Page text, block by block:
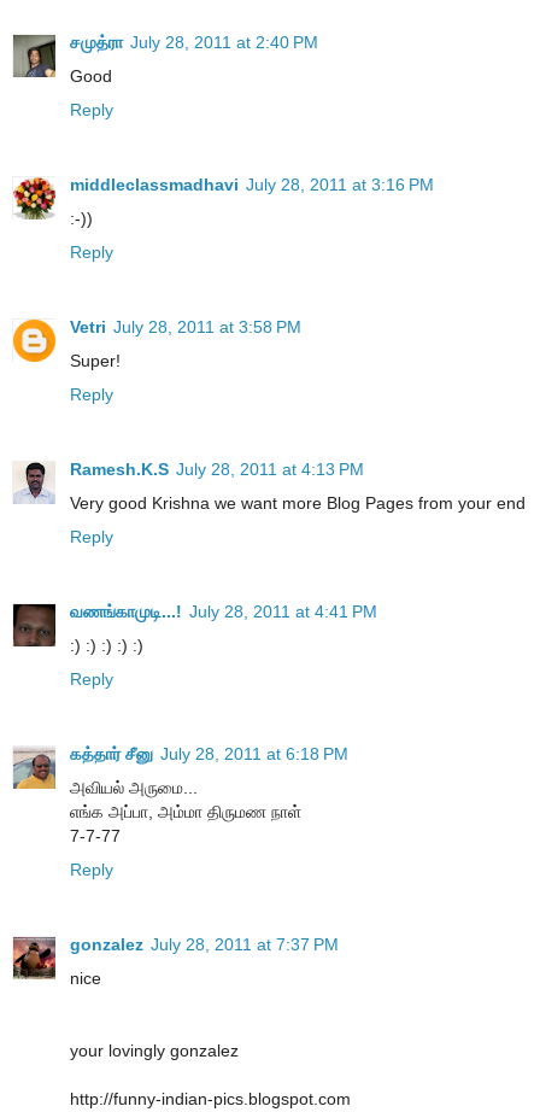
சமுத்ரா July 28, 2011 at 2:40 PM
Good
Reply
middleclassmadhavi July 28, 2011 at 3:16 PM
:-))
Reply
Vetri July 28, 2011 at 3:58 PM
Super!
Reply
Ramesh.K.S July 28, 2011 at 4:13 PM
Very good Krishna we want more Blog Pages from your end
Reply
வணங்காமுடி...! July 28, 2011 at 4:41 PM
:) :) :) :) :)
Reply
கத்தார் சீனு July 28, 2011 at 6:18 PM
அவியல் அருமை...
எங்க அப்பா, அம்மா திருமண நாள்
7-7-77
Reply
gonzalez July 28, 2011 at 7:37 PM
nice
your lovingly gonzalez
http://funny-indian-pics.blogspot.com